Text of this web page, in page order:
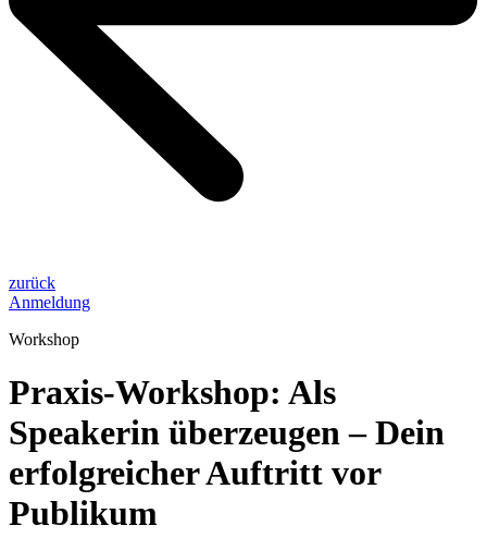
zurück
Anmeldung
Workshop
Praxis-Workshop: Als
Speakerin überzeugen – Dein
erfolgreicher Auftritt vor
Publikum